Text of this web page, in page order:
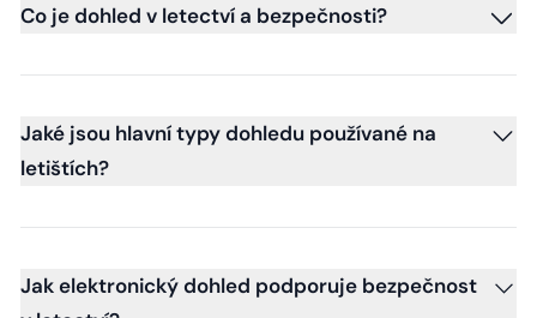
Co je dohled v letectví a bezpečnosti?
Jaké jsou hlavní typy dohledu používané na
letištích?
Jak elektronický dohled podporuje bezpečnost